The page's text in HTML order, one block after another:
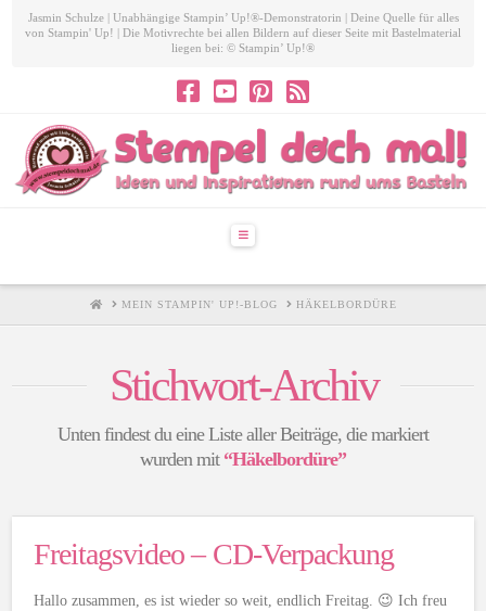
Jasmin Schulze | Unabhängige Stampin’ Up!®-Demonstratorin | Deine Quelle für alles
von Stampin' Up! | Die Motivrechte bei allen Bildern auf dieser Seite mit Bastelmaterial
liegen bei: © Stampin’ Up!®
Navigation
HOMEMEIN STAMPIN' UP!-BLOG HÄKELBORDÜRE
Stichwort-Archiv
Unten findest du eine Liste aller Beiträge, die markiert
wurden mit “Häkelbordüre”
Freitagsvideo – CD-Verpackung
Hallo zusammen, es ist wieder so weit, endlich Freitag. 😉 Ich freu